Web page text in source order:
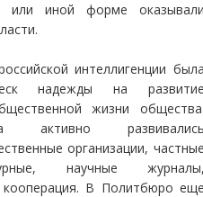
или иной форме
интеллигенции
надежды на
жизни
организации,
научные
В Политбюро